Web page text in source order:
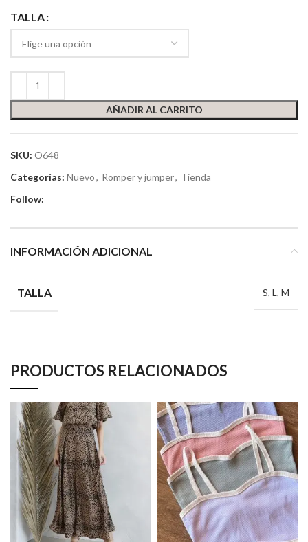
TALLA
AÑADIR AL CARRITO
SKU: O648
Categorías: Nuevo, Romper y jumper, Tienda
Follow:
INFORMACIÓN ADICIONAL
TALLA S, L , M
PRODUCTOS RELACIONADOS